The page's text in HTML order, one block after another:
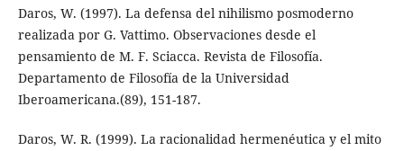
Daros, W. (1997). La defensa del nihilismo posmoderno
realizada por G. Vattimo. Observaciones desde el
pensamiento de M. F. Sciacca. Revista de Filosofía.
Departamento de Filosofía de la Universidad
Iberoamericana.(89), 151-187.
Daros, W. R. (1999). La racionalidad hermenéutica y el mito